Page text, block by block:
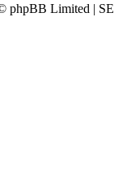
phpBB Limited | SE